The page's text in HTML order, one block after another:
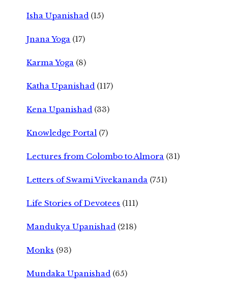
Isha Upanishad (15)
Jnana Yoga (17)
Karma Yoga (8)
Katha Upanishad (117)
Kena Upanishad (33)
Knowledge Portal (7)
Lectures from Colombo to Almora (31)
Letters of Swami Vivekananda (751)
Life Stories of Devotees (111)
Mandukya Upanishad (218)
Monks (93)
Mundaka Upanishad (65)